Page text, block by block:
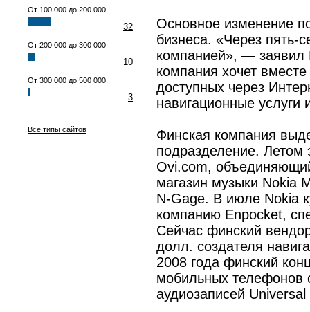
От 100 000 до 200 000
32
От 200 000 до 300 000
10
От 300 000 до 500 000
3
Все типы сайтов
Основное изменение
бизнеса. «Через пять-
компанией», — заявил
компания хочет
доступных через
навигационные услуги
Финская компания
подразделение. Летом
Ovi.com,
магазин музыки Nokia
N-Gage. В июле Nokia
компанию Enpocket,
Сейчас финский
долл. создателя
2008 года финский
мобильных телефонов
аудиозаписей